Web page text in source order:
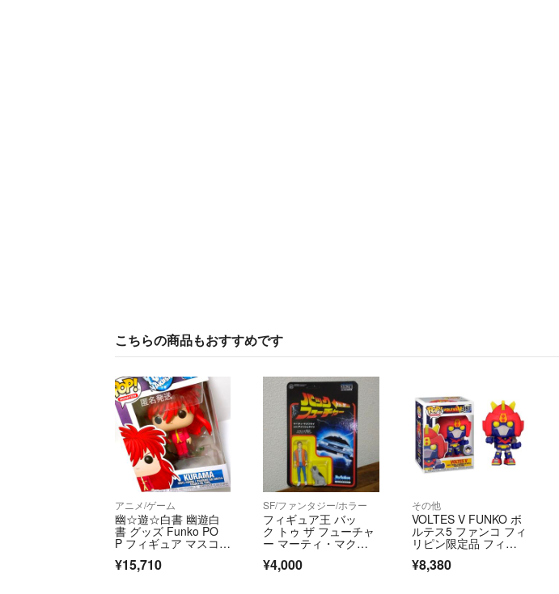
こちらの商品もおすすめです
アニメ/ゲーム
幽☆遊☆白書 幽遊白
書 グッズ Funko PO
P フィギュア マスコッ
¥15,710
SF/ファンタジー/ホラー
フィギュア王 バッ
ク トゥ ザ フューチャ
ー マーティ・マクフ
¥4,000
その他
VOLTES V FUNKO ボ
ルテス5 ファンコ フィ
リピン限定品 フィギ
¥8,380